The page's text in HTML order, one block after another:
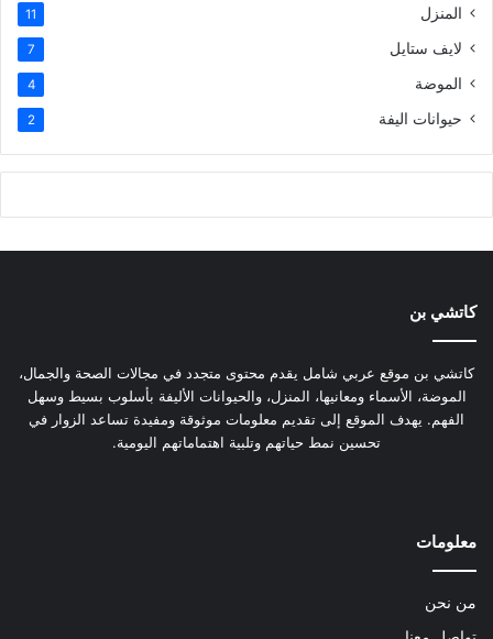
المنزل 11
لايف ستايل 7
الموضة 4
حيوانات اليفة 2
كاتشي بن
كاتشي بن موقع عربي شامل يقدم محتوى متجدد في مجالات الصحة والجمال،
الموضة، الأسماء ومعانيها، المنزل، والحيوانات الأليفة بأسلوب بسيط وسهل
الفهم. يهدف الموقع إلى تقديم معلومات موثوقة ومفيدة تساعد الزوار في
تحسين نمط حياتهم وتلبية اهتماماتهم اليومية.
معلومات
من نحن